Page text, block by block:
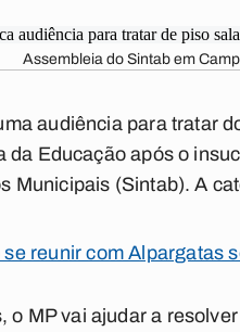
Assembleia do Sintab em
audiência para tratar
Educação após o
Municipais (Sintab). A
reunir com Alpargatas
MP vai ajudar a